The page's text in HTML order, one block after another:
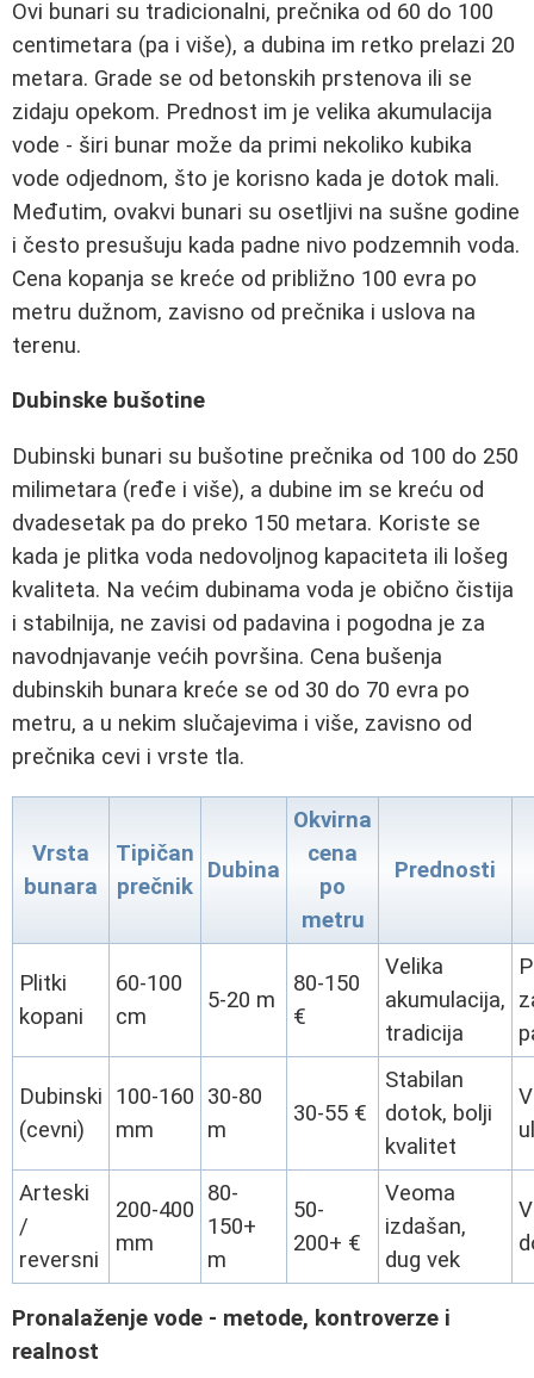
Ovi bunari su tradicionalni, prečnika od 60 do 100
centimetara (pa i više), a dubina im retko prelazi 20
metara. Grade se od betonskih prstenova ili se
zidaju opekom. Prednost im je velika akumulacija
vode - širi bunar može da primi nekoliko kubika
vode odjednom, što je korisno kada je dotok mali.
Međutim, ovakvi bunari su osetljivi na sušne godine
i često presušuju kada padne nivo podzemnih voda.
Cena kopanja se kreće od približno 100 evra po
metru dužnom, zavisno od prečnika i uslova na
terenu.
Dubinske bušotine
Dubinski bunari su bušotine prečnika od 100 do 250
milimetara (ređe i više), a dubine im se kreću od
dvadesetak pa do preko 150 metara. Koriste se
kada je plitka voda nedovoljnog kapaciteta ili lošeg
kvaliteta. Na većim dubinama voda je obično čistija
i stabilnija, ne zavisi od padavina i pogodna je za
navodnjavanje većih površina. Cena bušenja
dubinskih bunara kreće se od 30 do 70 evra po
metru, a u nekim slučajevima i više, zavisno od
prečnika cevi i vrste tla.
Vrsta
bunara
Tipičan
prečnik
Dubina
Okvirna
cena
po
metru
Prednosti
Plitki
kopani
60-100
cm
5-20 m
80-150
€
Velika
akumulacija,
tradicija
Dubinski
(cevni)
100-160
mm
30-80
m
30-55 €
Stabilan
dotok, bolji
kvalitet
Arteski
/
reversni
200-400
mm
80-
150+
m
50-
200+ €
Veoma
izdašan,
dug vek
Pronalaženje vode - metode, kontroverze i
realnost